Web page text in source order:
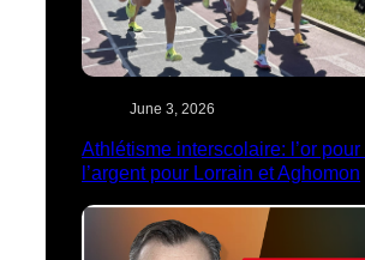
June 3, 2026
Athlétisme interscolaire: l’or pour
l’argent pour Lorrain et Aghomon